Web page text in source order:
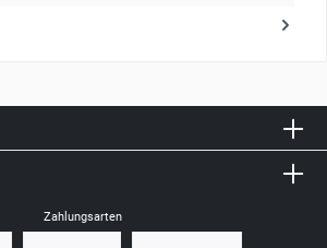
Zahlungsarten